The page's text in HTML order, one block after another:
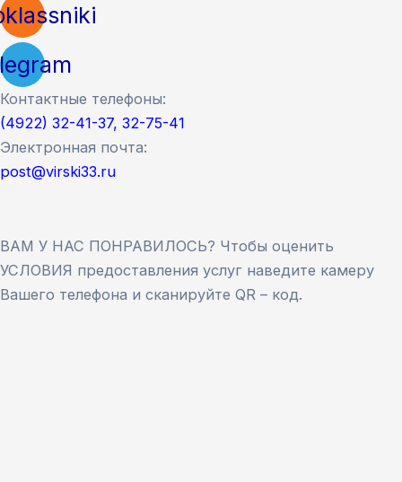
Контактные телефоны:
(4922) 32-41-37, 32-75-41
Электронная почта:
post@virski33.ru
ВАМ У НАС ПОНРАВИЛОСЬ? Чтобы оценить
УСЛОВИЯ предоставления услуг наведите камеру
Вашего телефона и сканируйте QR – код.